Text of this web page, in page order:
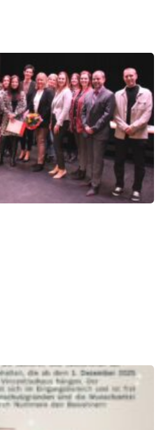
der Verarbeitung deiner Nachrichten
KI-Dienst zu.
zu
an Dritte weitergegeben.